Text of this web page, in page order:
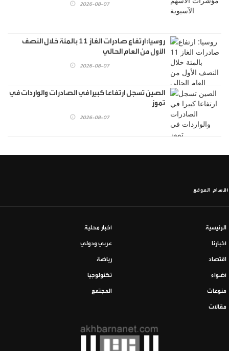
2026-08-07
روسيا: ارتفاع صادرات الغاز 11 بالمئة خلال النصف
الأول من العام الحالي
2026-08-07
الصين تسجل ارتفاعا كبيرا في الصادرات والواردات في
تموز
2026-08-07
أقسام الموقع
الرئيسية أخبار محلية
أخبارنا عربي ودولي
اقتصاد رياضة
أضواء تكنولوجيا
منوعات المجتمع
مقالات